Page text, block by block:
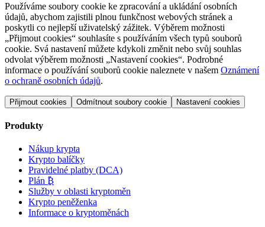
Používáme soubory cookie ke zpracování a ukládání osobních
údajů, abychom zajistili plnou funkčnost webových stránek a
poskytli co nejlepší uživatelský zážitek. Výběrem možnosti
„Přijmout cookies“ souhlasíte s používáním všech typů souborů
cookie. Svá nastavení můžete kdykoli změnit nebo svůj souhlas
odvolat výběrem možnosti „Nastavení cookies“. Podrobné
informace o používání souborů cookie naleznete v našem Oznámení
o ochraně osobních údajů.
Přijmout cookies Odmítnout soubory cookie Nastavení cookies
Produkty
Nákup krypta
Krypto balíčky
Pravidelné platby (DCA)
Plán ₿
Služby v oblasti kryptoměn
Krypto peněženka
Informace o kryptoměnách